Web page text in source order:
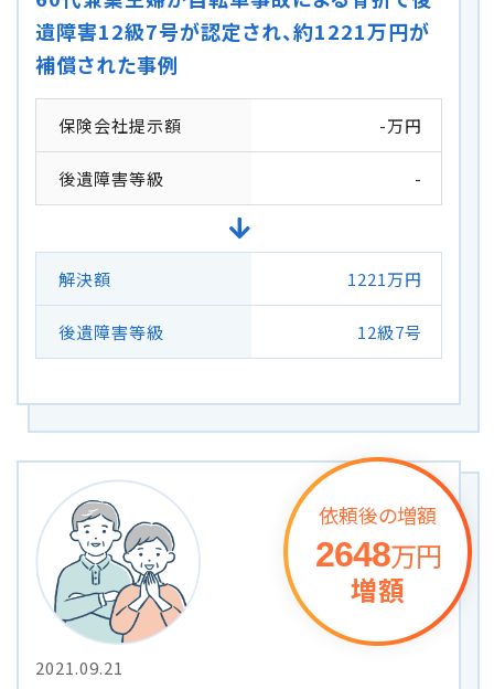
遺障害12級7号が認定され、約1221万円が
補償された事例
保険会社提示額 -万円
後遺障害等級 -
解決額 1221万円
後遺障害等級 12級7号
2021.09.21
依頼後の増額
2648万円
増額